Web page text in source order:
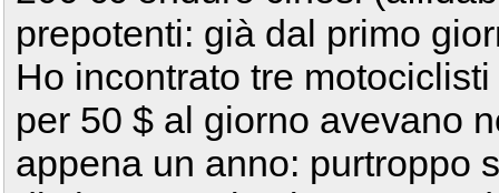
prepotenti: già dal primo
Ho incontrato tre
per 50 $ al giorno avevano
appena un anno: purtroppo